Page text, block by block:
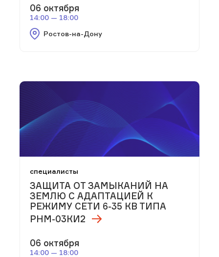
06 октября
14:00 — 18:00
Ростов-на-Дону
специалисты
ЗАЩИТА ОТ ЗАМЫКАНИЙ НА
ЗЕМЛЮ С АДАПТАЦИЕЙ К
РЕЖИМУ СЕТИ 6-35 КВ ТИПА
РНМ-03КИ2
06 октября
14:00 — 18:00